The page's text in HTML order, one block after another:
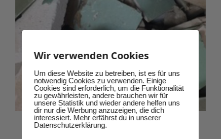
Rigips, Ytong
Wir verwenden Cookies
Um diese Website zu betreiben, ist es für uns
notwendig Cookies zu verwenden. Einige
Cookies sind erforderlich, um die Funktionalität
zu gewährleisten, andere brauchen wir für
unsere Statistik und wieder andere helfen uns
dir nur die Werbung anzuzeigen, die dich
interessiert. Mehr erfährst du in unserer
Datenschutzerklärung.